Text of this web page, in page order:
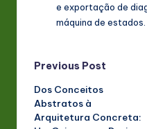
e exportação de
máquina de estados.
Post
navigation
Previous Post
Dos Conceitos
Abstratos à
Arquitetura Concreta: